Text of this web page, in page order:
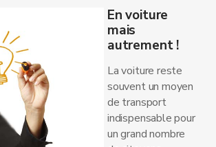
En voiture
mais
autrement !
La voiture reste
souvent un moyen
de transport
indispensable pour
un grand nombre